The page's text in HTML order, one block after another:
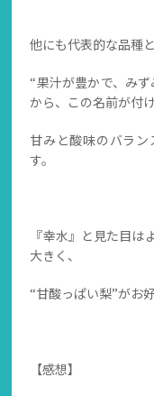
他にも代表的な品種
“果汁が豊かで、み
から、この名前が付
甘みと酸味のバラ
す。
『幸水』と見た目
大きく、
“甘酸っぱい梨”がお
【感想】